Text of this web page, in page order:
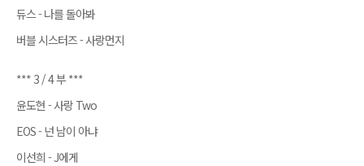
듀스 - 나를 돌아봐
버블 시스터즈 - 사랑먼지
*** 3 / 4 부 ***
윤도현 - 사랑 Two
EOS - 넌 남이 아냐
이선희 - J에게